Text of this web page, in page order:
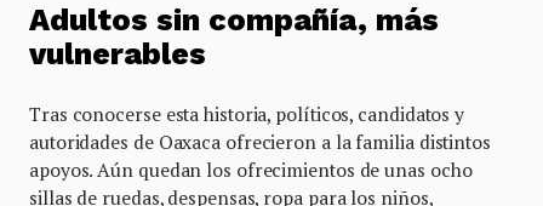
Adultos sin compañía, más
vulnerables
Tras conocerse esta historia, políticos, candidatos y
autoridades de Oaxaca ofrecieron a la familia distintos
apoyos. Aún quedan los ofrecimientos de unas ocho
sillas de ruedas, despensas, ropa para los niños,